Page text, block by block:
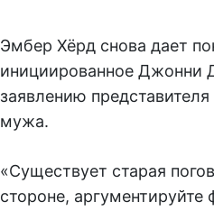
Эмбер Хёрд снова дает
инициированное Джонни
заявлению
мужа.
«Существует старая
стороне,